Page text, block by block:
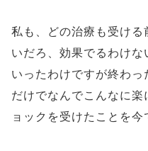
私も、どの治療も受け
いだろ、効果でるわけ
いったわけですが終わっ
だけでなんでこんなに
ョックを受けたことを今